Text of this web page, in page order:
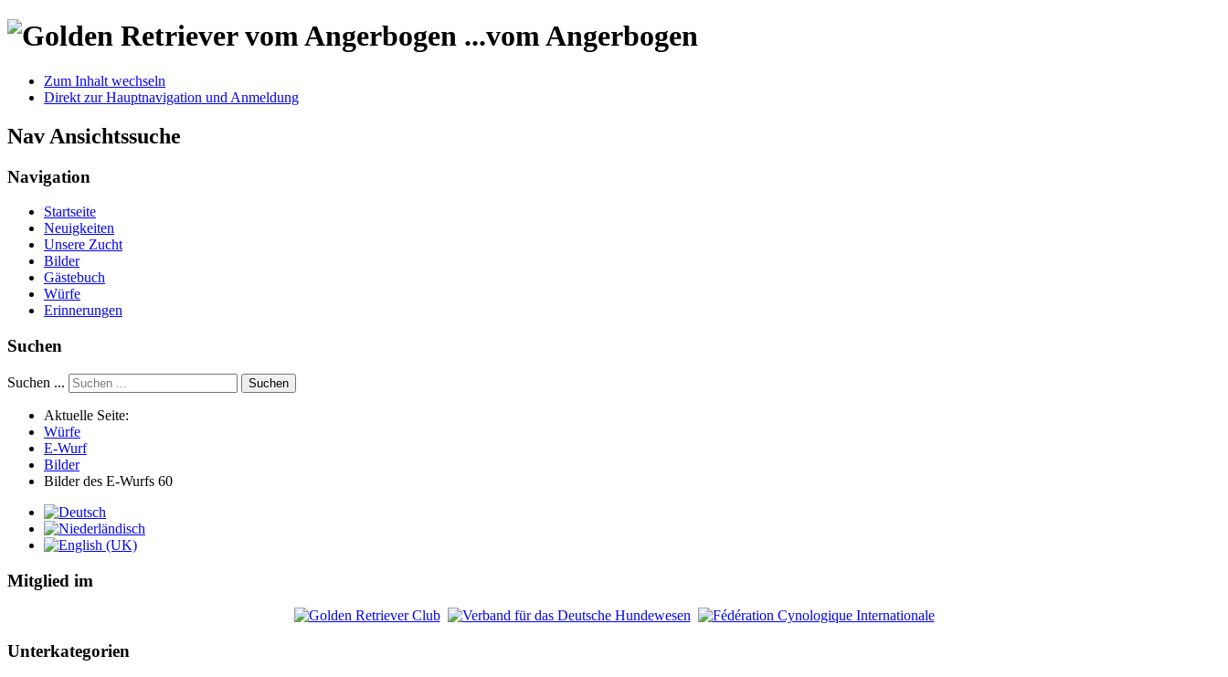
...vom Angerbogen
Zum Inhalt wechseln
Direkt zur Hauptnavigation und Anmeldung
Nav Ansichtssuche
Navigation
Startseite
Neuigkeiten
Unsere Zucht
Bilder
Gästebuch
Würfe
Erinnerungen
Suchen
Suchen ... Suchen
Aktuelle Seite:
Würfe
E-Wurf
Bilder
Bilder des E-Wurfs 60
Mitglied im
Unterkategorien